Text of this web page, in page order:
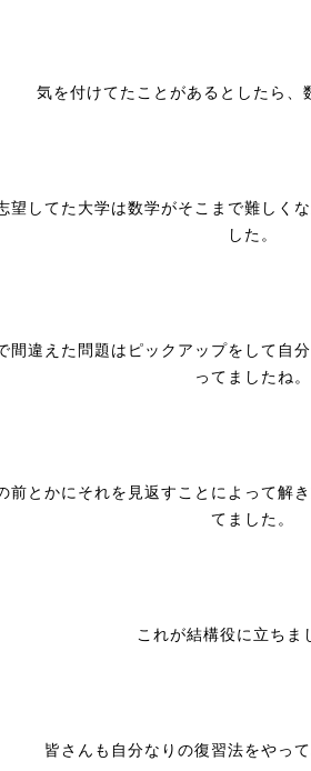
気を付けてたことがあるとしたら、
望してた大学は数学がそこまで難しく
した。
間違えた問題はピックアップをして自
ってましたね。
前とかにそれを見返すことによって解
てました。
これが結構役に立ちま
皆さんも自分なりの復習法をやっ